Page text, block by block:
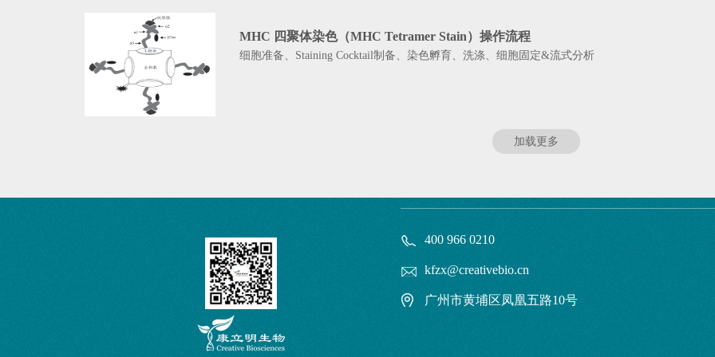
MHC 四聚体染色（MHC Tetramer Stain）操作流程
细胞准备、Staining Cocktail制备、染色孵育、洗涤、细胞固定&流式分析
加载更多
400 966 0210
kfzx@creativebio.cn
广州市黄埔区凤凰五路10号